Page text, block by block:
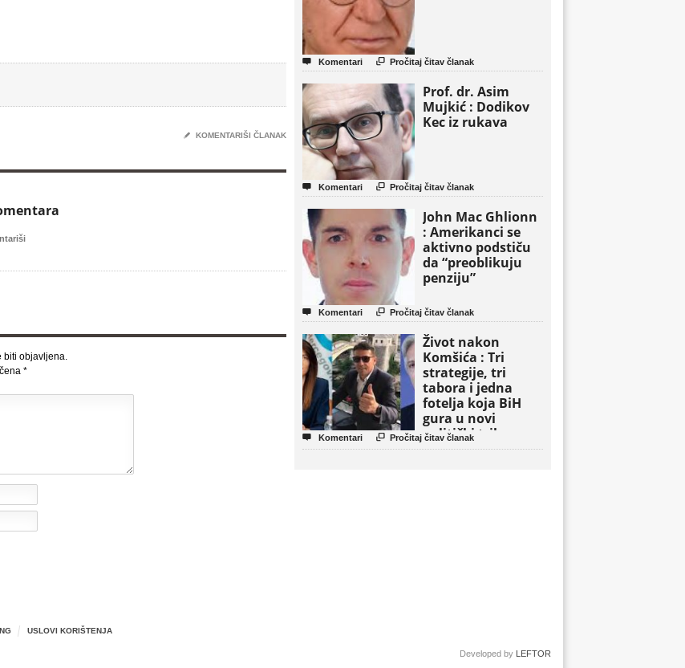
✎ KOMENTARIŠI ČLANAK
biti objavljena.
*
 Komentari  Pročitaj čitav članak
Prof. dr. Asim
Mujkić : Dodikov
Kec iz rukava
 Komentari  Pročitaj čitav članak
John Mac Ghlionn
: Amerikanci se
aktivno podstiču
da “preoblikuju
penziju”
 Komentari  Pročitaj čitav članak
Život nakon
Komšića : Tri
strategije, tri
tabora i jedna
fotelja koja BiH
gura u novi
politički triler
 Komentari  Pročitaj čitav članak
USLOVI KORIŠTENJA
Developed by LEFTOR